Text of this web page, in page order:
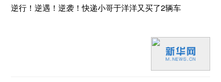
逆行！逆遇！逆袭！快递小哥于洋洋又买了2辆车